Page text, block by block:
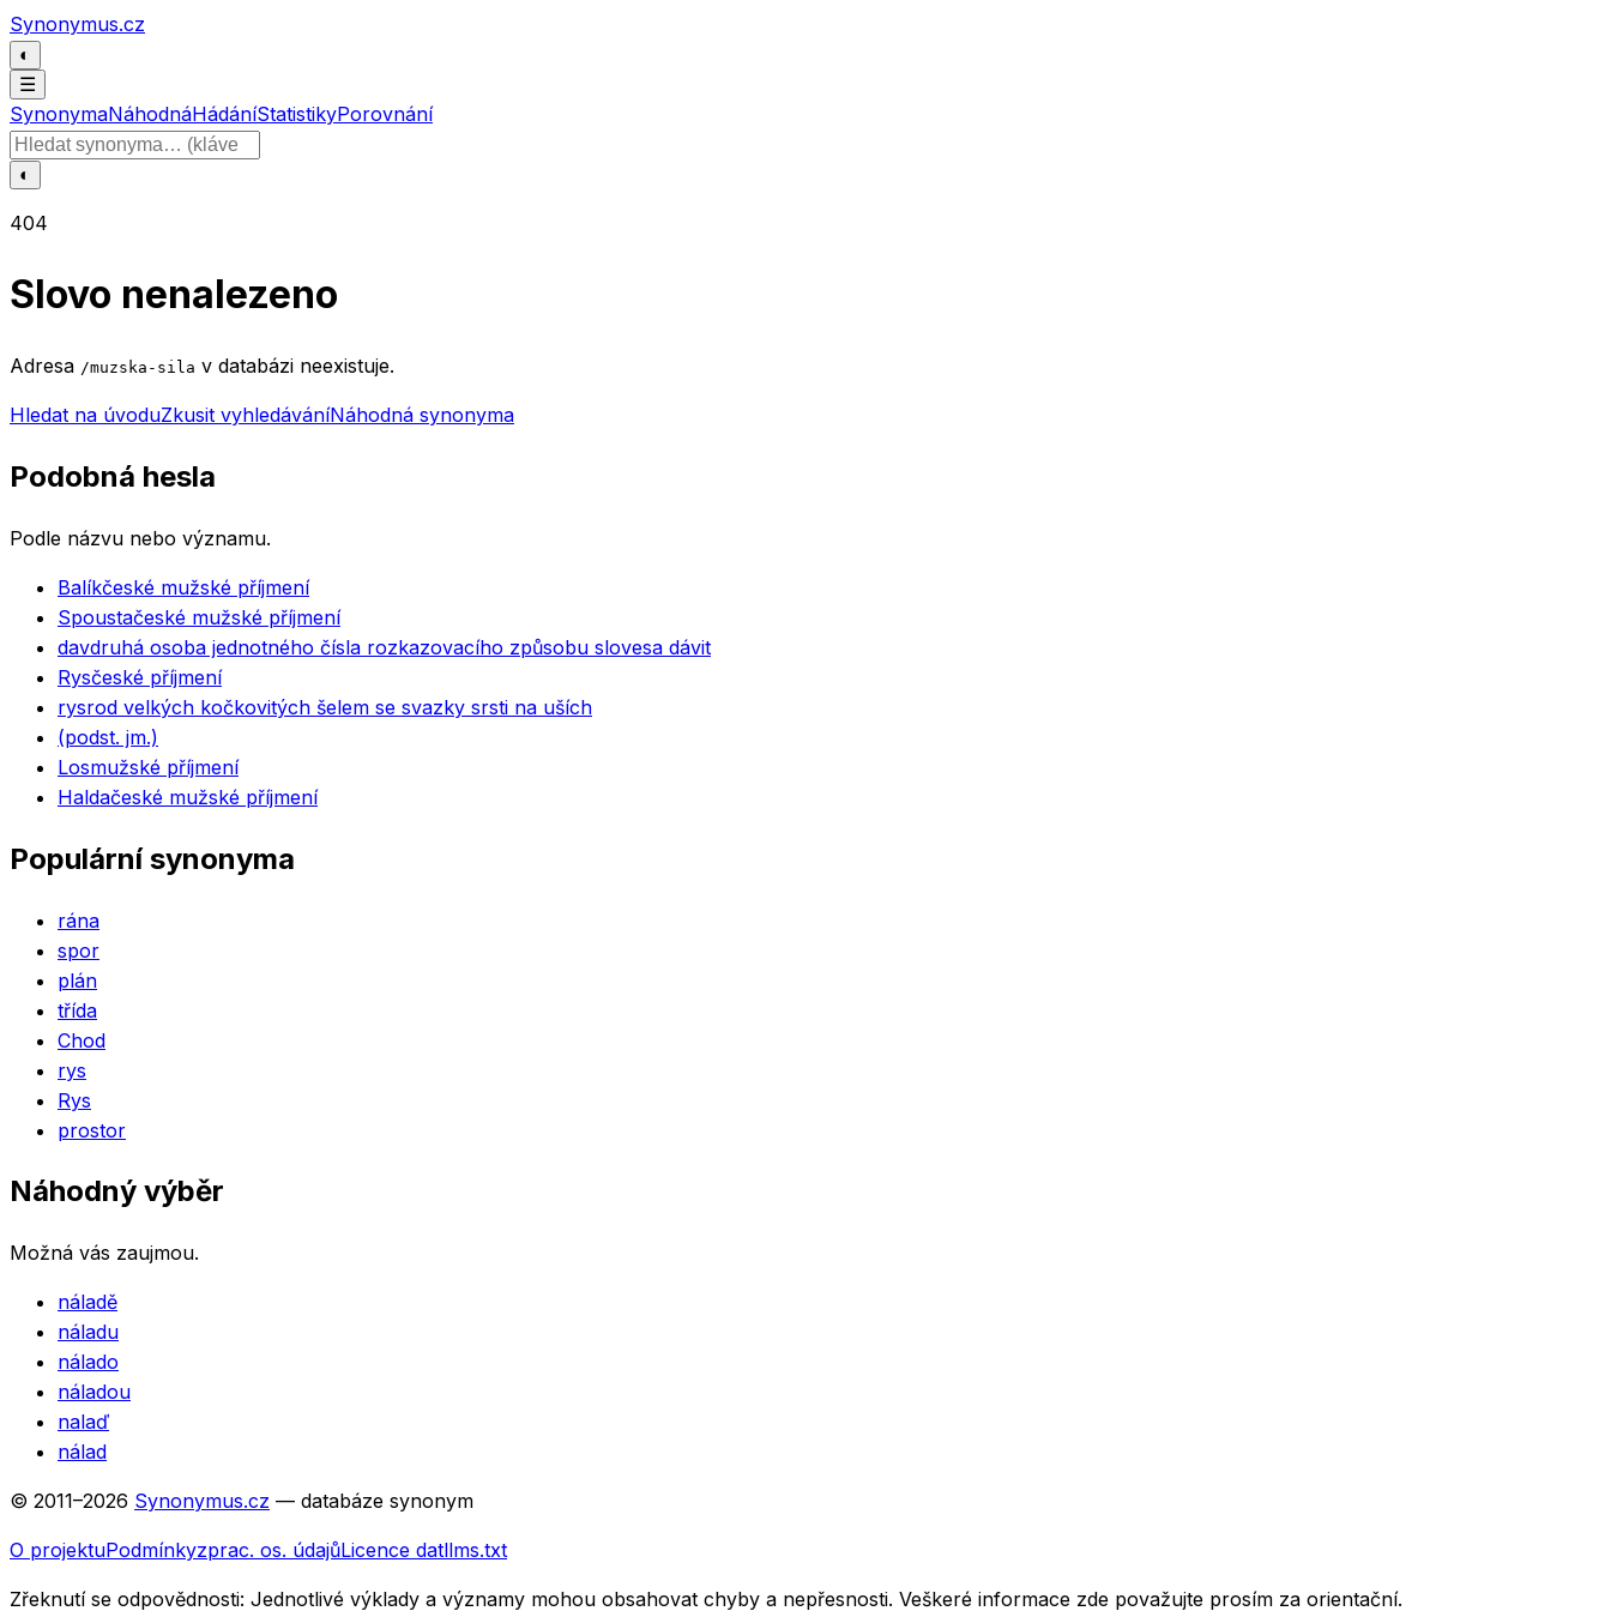
Přeskočit na obsah
Synonymus.cz
◐
☰
SynonymaNáhodnáHádáníStatistikyPorovnání
Hledat slovo
◐
404
Slovo nenalezeno
Adresa /muzska-sila v databázi neexistuje.
Hledat na úvoduZkusit vyhledáváníNáhodná synonyma
Podobná hesla
Podle názvu nebo významu.
Balíkčeské mužské příjmení
Spoustačeské mužské příjmení
davdruhá osoba jednotného čísla rozkazovacího způsobu slovesa dávit
Rysčeské příjmení
rysrod velkých kočkovitých šelem se svazky srsti na uších
(podst. jm.)
Losmužské příjmení
Haldačeské mužské příjmení
Populární synonyma
rána
spor
plán
třída
Chod
rys
Rys
prostor
Náhodný výběr
Možná vás zaujmou.
náladě
náladu
nálado
náladou
nalaď
nálad
© 2011–2026 Synonymus.cz — databáze synonym
O projektuPodmínkyzprac. os. údajůLicence datllms.txt
Zřeknutí se odpovědnosti: Jednotlivé výklady a významy mohou obsahovat chyby a nepřesnosti. Veškeré informace zde považujte prosím za orientační.